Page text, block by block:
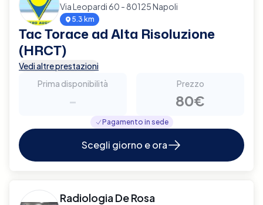
Via Leopardi 60 - 80125 Napoli
5.3 km
Tac Torace ad Alta Risoluzione
(HRCT)
Vedi altre prestazioni
Prima disponibilità
-
Prezzo
80€
Pagamento in sede
Scegli giorno e ora
Radiologia De Rosa